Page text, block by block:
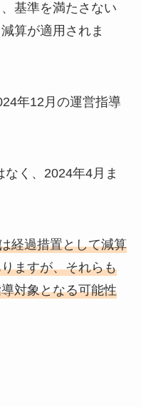
基準を満たさない
算が適用されま
年12月の運営指導
く、2024年4月ま
経過措置として減算
ますが、それらも
対象となる可能性